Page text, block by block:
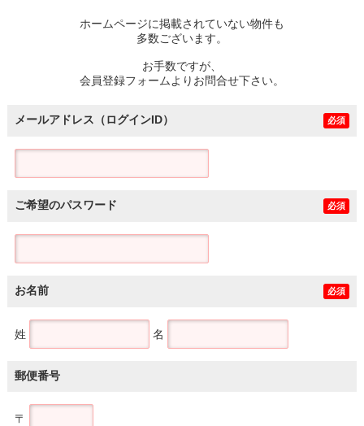
住宅ローン控除シミュレータホームページに掲載されていない物件も
多数ございます。
お手数ですが、
会員登録フォームよりお問合せ下さい。
メールアドレス（ログインID） 必須
ご希望のパスワード 必須
お名前 必須
姓 名
郵便番号
〒